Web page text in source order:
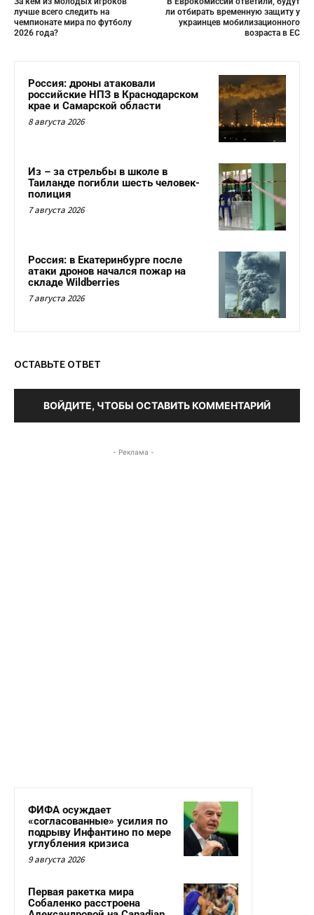
лучше всего следить на
чемпионате мира по футболу
2026 года?
ли отбирать временную защиту у
украинцев мобилизационного
возраста в ЕС
Россия: дроны атаковали
российские НПЗ в Краснодарском
крае и Самарской области
8 августа 2026
Из – за стрельбы в школе в
Таиланде погибли шесть человек-
полиция
7 августа 2026
Россия: в Екатеринбурге после
атаки дронов начался пожар на
складе Wildberries
7 августа 2026
ОСТАВЬТЕ ОТВЕТ
ВОЙДИТЕ, ЧТОБЫ ОСТАВИТЬ КОММЕНТАРИЙ
- Реклама -
ФИФА осуждает
«согласованные» усилия по
подрыву Инфантино по мере
углубления кризиса
9 августа 2026
Первая ракетка мира
Собаленко расстроена